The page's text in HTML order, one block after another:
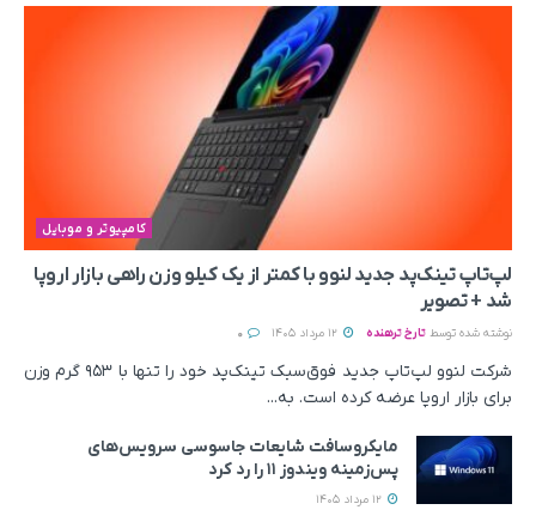
کامپیوتر و موبایل
لپ‌تاپ تینک‌پد جدید لنوو با کمتر از یک کیلو وزن راهی بازار اروپا
شد + تصویر
نوشته شده توسط تارخ ترهنده
شرکت لنوو لپ‌تاپ جدید فوق‌سبک تینک‌پد خود را تنها با ۹۵۳ گرم وزن
برای بازار اروپا عرضه کرده است. به...
مایکروسافت شایعات جاسوسی سرویس‌های
پس‌زمینه ویندوز ۱۱ را رد کرد